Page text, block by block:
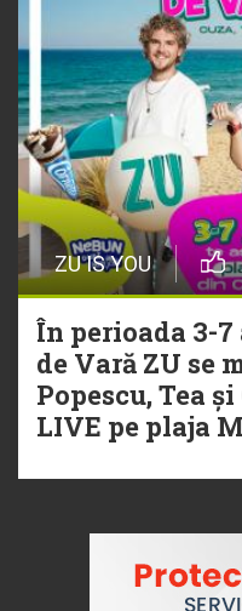
ZU IS YOU
În perioada 3-
de Vară ZU se
Popescu, Tea
LIVE pe plaja